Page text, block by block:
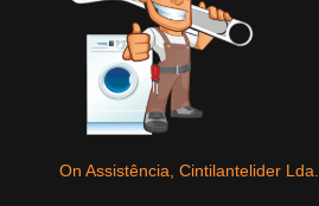
On Assistência, Cintilantelider Lda.